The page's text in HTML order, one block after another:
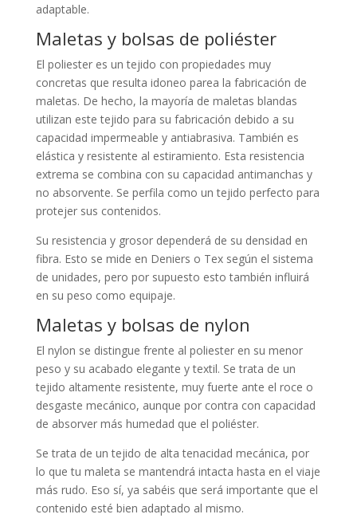
adaptable.
Maletas y bolsas de poliéster
El poliester es un tejido con propiedades muy
concretas que resulta idoneo parea la fabricación de
maletas. De hecho, la mayoría de maletas blandas
utilizan este tejido para su fabricación debido a su
capacidad impermeable y antiabrasiva. También es
elástica y resistente al estiramiento. Esta resistencia
extrema se combina con su capacidad antimanchas y
no absorvente. Se perfila como un tejido perfecto para
protejer sus contenidos.
Su resistencia y grosor dependerá de su densidad en
fibra. Esto se mide en Deniers o Tex según el sistema
de unidades, pero por supuesto esto también influirá
en su peso como equipaje.
Maletas y bolsas de nylon
El nylon se distingue frente al poliester en su menor
peso y su acabado elegante y textil. Se trata de un
tejido altamente resistente, muy fuerte ante el roce o
desgaste mecánico, aunque por contra con capacidad
de absorver más humedad que el poliéster.
Se trata de un tejido de alta tenacidad mecánica, por
lo que tu maleta se mantendrá intacta hasta en el viaje
más rudo. Eso sí, ya sabéis que será importante que el
contenido esté bien adaptado al mismo.